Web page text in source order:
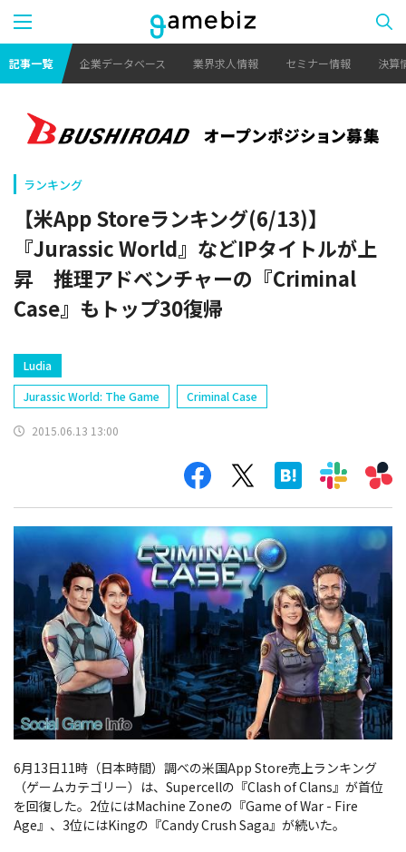
記事一覧 企業データベース 業界求人情報 セミナー情報 決算
ランキング
【米App Storeランキング(6/13)】
『Jurassic World』などIPタイトルが上
昇 推理アドベンチャーの『Criminal
Case』もトップ30復帰
Ludia
Jurassic World: The Game
Criminal Case
2015.06.13 13:00
6月13日11時（日本時間）調べの米国App Store売上ランキング
（ゲームカテゴリー）は、Supercellの『Clash of Clans』が首位
を回復した。2位にはMachine Zoneの『Game of War - Fire
Age』、3位にはKingの『Candy Crush Saga』が続いた。